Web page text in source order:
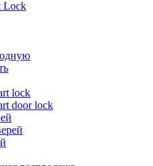
Lock
lock
door lock